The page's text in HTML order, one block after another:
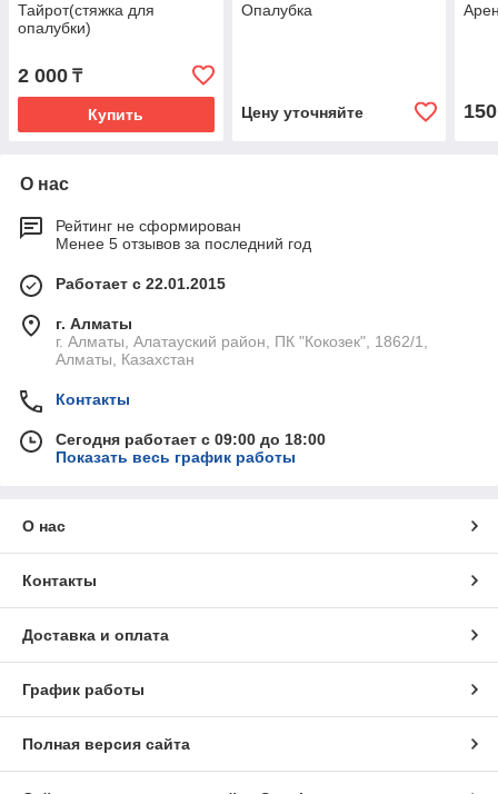
Тайрот(стяжка для
опалубки)
2 000 ₸
Купить
Опалубка
Цену уточняйте 150
О нас
Рейтинг не сформирован
Менее 5 отзывов за последний год
Работает с 22.01.2015
г. Алматы
г. Алматы, Алатауский район, ПК "Кокозек", 1862/1,
Алматы, Казахстан
Контакты
Сегодня работает с 09:00 до 18:00
Показать весь график работы
О нас
Контакты
Доставка и оплата
График работы
Полная версия сайта